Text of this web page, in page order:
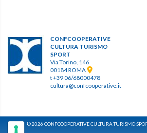
CONFCOOPERATIVE
CULTURA TURISMO
SPORT
Via Torino, 146
00184 ROMA
t +39 06/68000478
cultura@confcooperative.it
© 2026 CONFCOOPERATIVE CULTURA TURISMO